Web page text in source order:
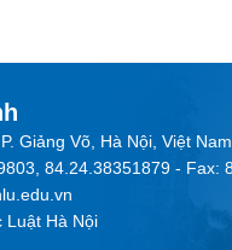
Giảng Võ, Hà Nội, Việt Nam
84.24.38351879 - Fax:
Hà Nội